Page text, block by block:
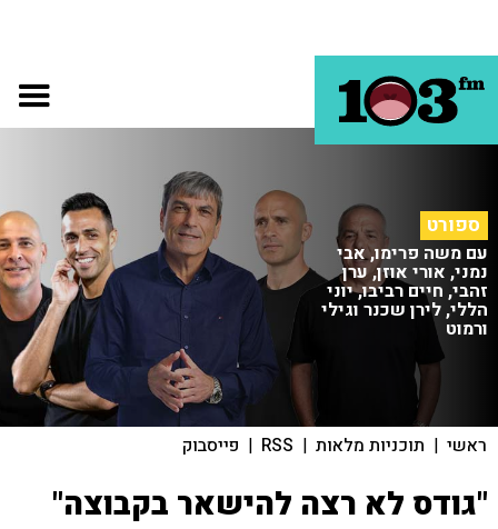
ספורט
עם משה פרימו, אבי
נמני, אורי אוזן, ערן
זהבי, חיים רביבו, יוני
הללי, לירן שכנר וגילי
ורמוט
ראשי | תוכניות מלאות |
RSS
| פייסבוק
"גודס לא רצה להישאר בקבוצה"